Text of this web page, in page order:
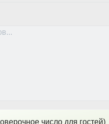
число для гостей)